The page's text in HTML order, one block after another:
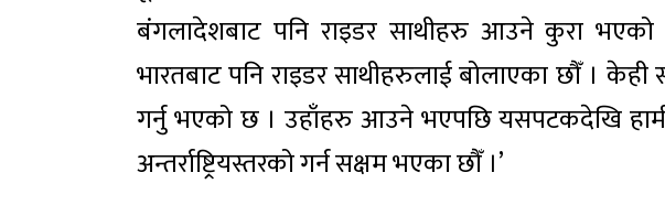
बंगलादेशबाट पनि राइडर साथीहरु आउने कुरा
भारतबाट पनि राइडर साथीहरुलाई बोलाएका छौँ ।
गर्नु भएको छ । उहाँहरु आउने भएपछि यसपटकदेखि हामी
अन्तर्राष्ट्रियस्तरको गर्न सक्षम भएका छौँ ।’